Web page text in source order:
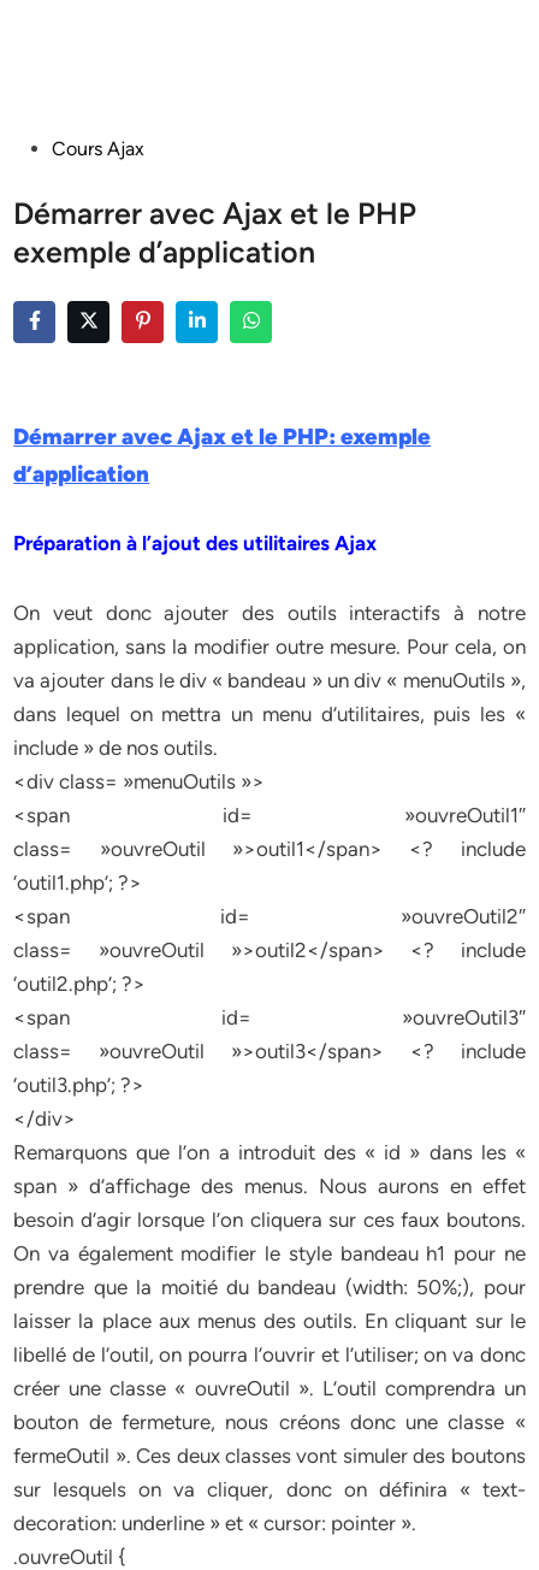
PostedCours Ajax
Démarrer avec Ajax et le PHP
exemple d’application
Démarrer avec Ajax et le PHP: exemple
d’application
Préparation à l’ajout des utilitaires Ajax
On veut donc ajouter des outils interactifs à notre
application, sans la modifier outre mesure. Pour cela, on
va ajouter dans le div « bandeau » un div « menuOutils »,
dans lequel on mettra un menu d’utilitaires, puis les «
include » de nos outils.
<div class= »menuOutils »>
<span id= »ouvreOutil1″
class= »ouvreOutil »>outil1</span> <? include
‘outil1.php’; ?>
<span id= »ouvreOutil2″
class= »ouvreOutil »>outil2</span> <? include
‘outil2.php’; ?>
<span id= »ouvreOutil3″
class= »ouvreOutil »>outil3</span> <? include
‘outil3.php’; ?>
</div>
Remarquons que l’on a introduit des « id » dans les «
span » d’affichage des menus. Nous aurons en effet
besoin d’agir lorsque l’on cliquera sur ces faux boutons.
On va également modifier le style bandeau h1 pour ne
prendre que la moitié du bandeau (width: 50%;), pour
laisser la place aux menus des outils. En cliquant sur le
libellé de l’outil, on pourra l’ouvrir et l’utiliser; on va donc
créer une classe « ouvreOutil ». L’outil comprendra un
bouton de fermeture, nous créons donc une classe «
fermeOutil ». Ces deux classes vont simuler des boutons
sur lesquels on va cliquer, donc on définira « text-
decoration: underline » et « cursor: pointer ».
.ouvreOutil {